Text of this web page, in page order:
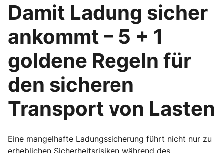
Damit Ladung sicher
ankommt – 5 + 1
goldene Regeln für
den sicheren
Transport von Lasten
Eine mangelhafte Ladungssicherung führt nicht nur zu
erheblichen Sicherheitsrisiken während des